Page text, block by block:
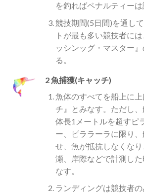
を釣ればペナルティーは
競技期間(5日間)を通し
トが最も多い競技者に
ッシンッグ・マスター
る。
2 魚捕獲(キャッチ)
魚体のすべてを船上に
チ』とみなす。ただし
体長1メートルを超すピ
ー、ピララーラに限り
せ、魚が抵抗しなくな
瀬、岸際などで計測し
なす。
ランディングは競技者